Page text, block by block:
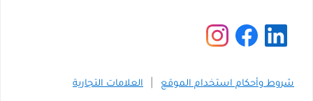
شروط وأحكام استخدام الموقع العلامات التجارية